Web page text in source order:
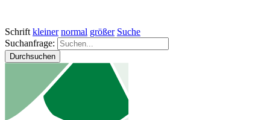
Schrift kleiner normal größer Suche
Suchanfrage:
Durchsuchen